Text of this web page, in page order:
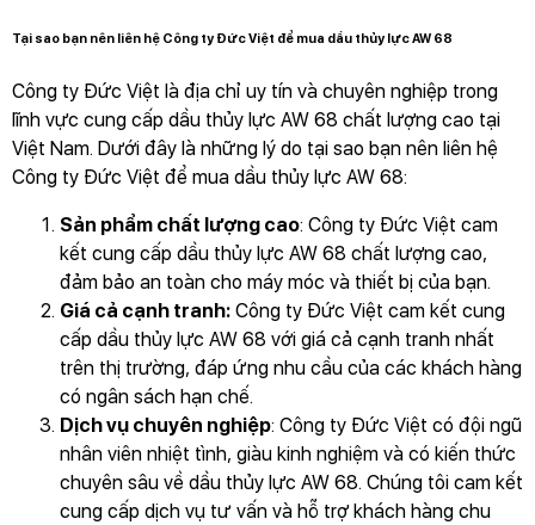
Tại sao bạn nên liên hệ Công ty Đức Việt để mua dầu thủy lực AW 68
Công ty Đức Việt là địa chỉ uy tín và chuyên nghiệp trong
lĩnh vực cung cấp dầu thủy lực AW 68 chất lượng cao tại
Việt Nam. Dưới đây là những lý do tại sao bạn nên liên hệ
Công ty Đức Việt để mua dầu thủy lực AW 68:
Sản phẩm chất lượng cao: Công ty Đức Việt cam
kết cung cấp dầu thủy lực AW 68 chất lượng cao,
đảm bảo an toàn cho máy móc và thiết bị của bạn.
Giá cả cạnh tranh: Công ty Đức Việt cam kết cung
cấp dầu thủy lực AW 68 với giá cả cạnh tranh nhất
trên thị trường, đáp ứng nhu cầu của các khách hàng
có ngân sách hạn chế.
Dịch vụ chuyên nghiệp: Công ty Đức Việt có đội ngũ
nhân viên nhiệt tình, giàu kinh nghiệm và có kiến thức
chuyên sâu về dầu thủy lực AW 68. Chúng tôi cam kết
cung cấp dịch vụ tư vấn và hỗ trợ khách hàng chu